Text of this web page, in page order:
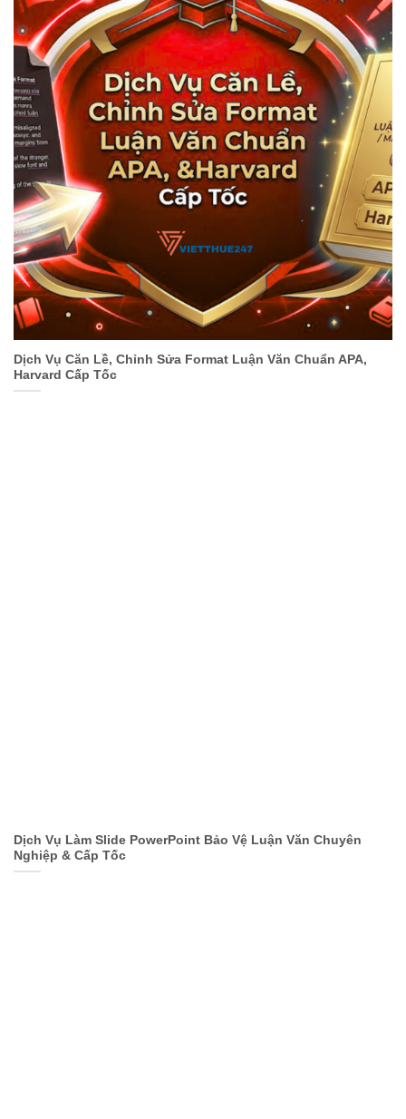
Dịch Vụ Căn Lề, Chỉnh Sửa Format Luận Văn Chuẩn APA,
Harvard Cấp Tốc
Dịch Vụ Làm Slide PowerPoint Bảo Vệ Luận Văn Chuyên
Nghiệp & Cấp Tốc